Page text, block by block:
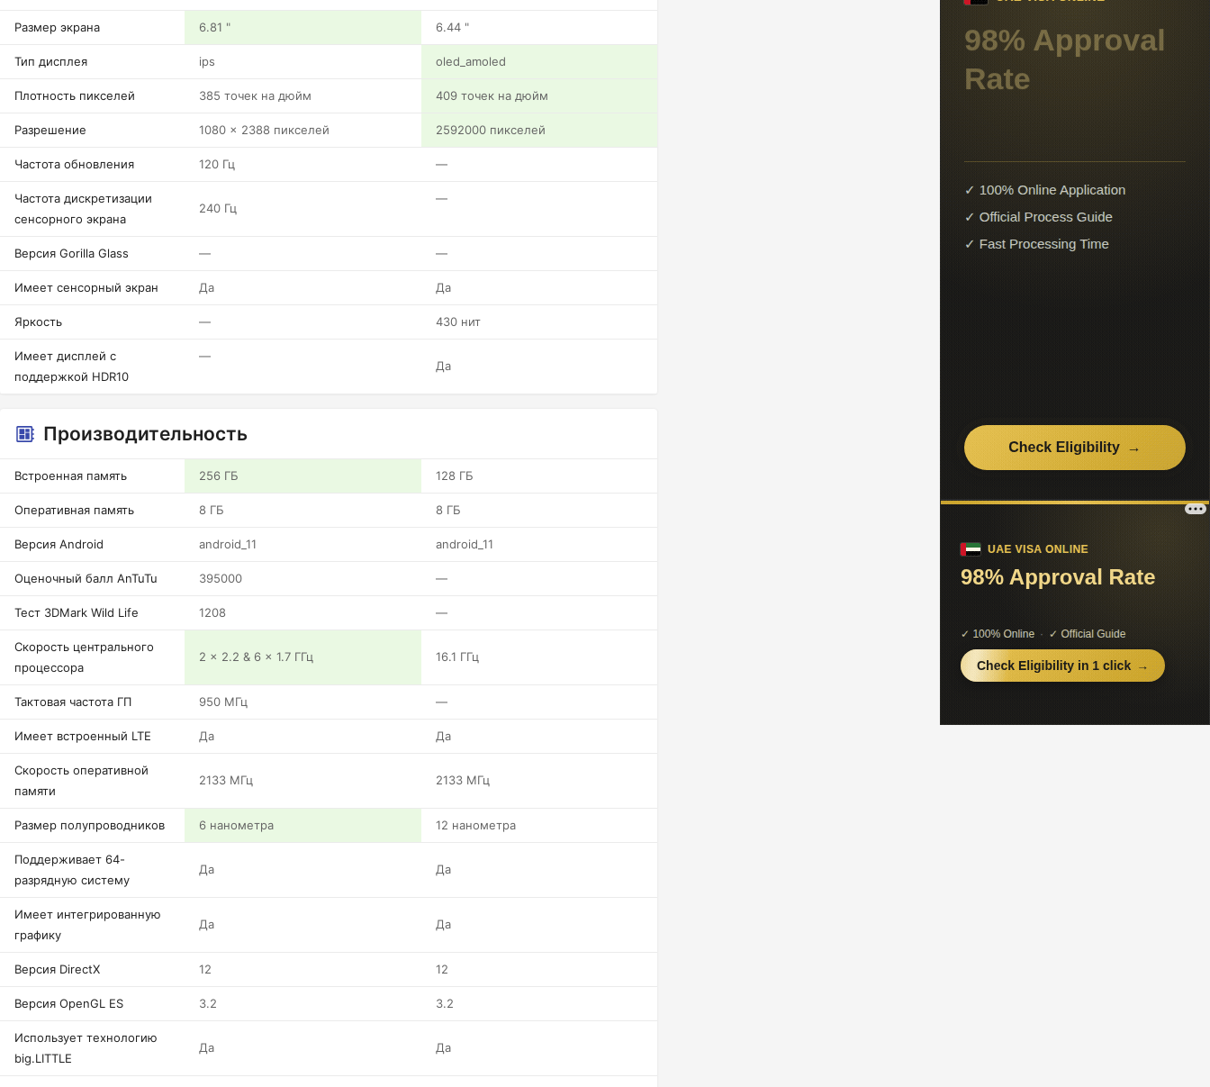
Размер экрана 6.81 " 6.44 "
Тип дисплея ips oled_amoled
Плотность пикселей 385 точек на дюйм 409 точек на дюйм
Разрешение 1080 x 2388 пикселей 2592000 пикселей
Частота обновления 120 Гц —
Частота дискретизации
сенсорного экрана
240 Гц
—
Версия Gorilla Glass — —
Имеет сенсорный экран Да Да
Яркость — 430 нит
Имеет дисплей с
поддержкой HDR10
—
Да
Производительность
Встроенная память 256 ГБ 128 ГБ
Оперативная память 8 ГБ 8 ГБ
Версия Android android_11 android_11
Оценочный балл AnTuTu 395000 —
Тест 3DMark Wild Life 1208 —
Скорость центрального
процессора
2 x 2.2 & 6 x 1.7 ГГц 16.1 ГГц
Тактовая частота ГП 950 МГц —
Имеет встроенный LTE Да Да
Скорость оперативной
памяти
2133 МГц 2133 МГц
Размер полупроводников 6 нанометра 12 нанометра
Поддерживает 64-
разрядную систему
Да Да
Имеет интегрированную
графику
Да Да
Версия DirectX 12 12
Версия OpenGL ES 3.2 3.2
Использует технологию
big.LITTLE
Да Да